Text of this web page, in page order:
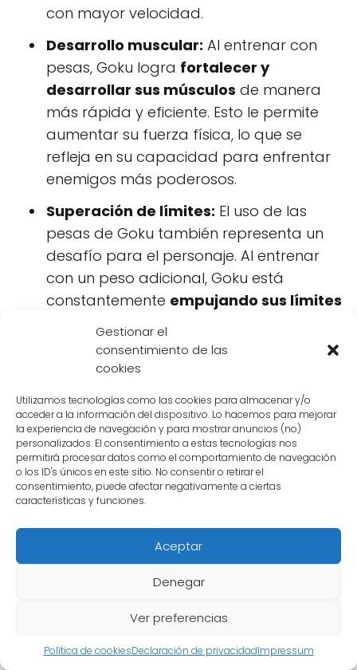
Gestionar el
consentimiento de las
cookies
Utilizamos tecnologías como las cookies para almacenar y/o
acceder a la información del dispositivo. Lo hacemos para mejorar
la experiencia de navegación y para mostrar anuncios (no)
personalizados. El consentimiento a estas tecnologías nos
permitirá procesar datos como el comportamiento de navegación
o los ID's únicos en este sitio. No consentir o retirar el
consentimiento, puede afectar negativamente a ciertas
características y funciones.
Aceptar
Denegar
Ver preferencias
Política de cookiesDeclaración de privacidadImpressum
con mayor velocidad.
Desarrollo muscular: Al entrenar con
pesas, Goku logra fortalecer y
desarrollar sus músculos de manera
más rápida y eficiente. Esto le permite
aumentar su fuerza física, lo que se
refleja en su capacidad para enfrentar
enemigos más poderosos.
Superación de límites: El uso de las
pesas de Goku también representa un
desafío para el personaje. Al entrenar
con un peso adicional, Goku está
constantemente empujando sus límites
y desafiando su propia capacidad
. Esto le ayuda a superarse a sí
mismo y alcanzar nuevos niveles de
Las pesas de Goku tienen unimpacto
significativo en su entrenamiento y fuerza
Aunque el peso exacto de estas pesas no se
especifica en la serie, se puede inferir que son
efectos que tienen en el cuerpo de Goku. A
través del uso de las pesas, Goku logra
aumentar su resistencia, desarrollar su
lo que le permite alcanzar niveles de fuerza y
velocidad impresionantes.